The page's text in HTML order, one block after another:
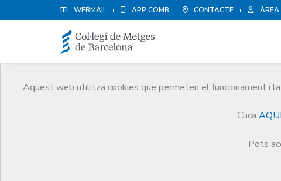
WEBMAIL APP COMB CONTACTE ÀREA
Aquest web utilitza cookies que permeten el funcionament i
Clica AQUÍ
Pots